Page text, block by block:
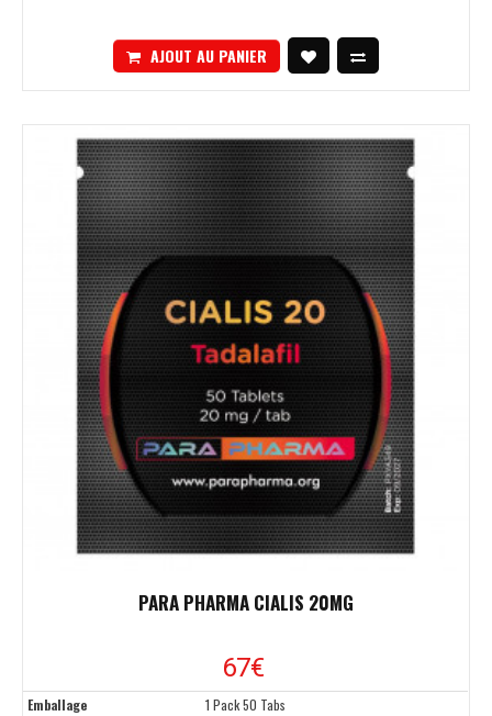
AJOUT AU PANIER
PARA PHARMA CIALIS 20MG
67€
Emballage
1 Pack 50 Tabs